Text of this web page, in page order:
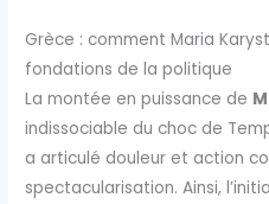
Grèce : comment Maria
fondations de la politique
La montée en puissance de
indissociable du choc de
a articulé douleur et action
spectacularisation. Ainsi,